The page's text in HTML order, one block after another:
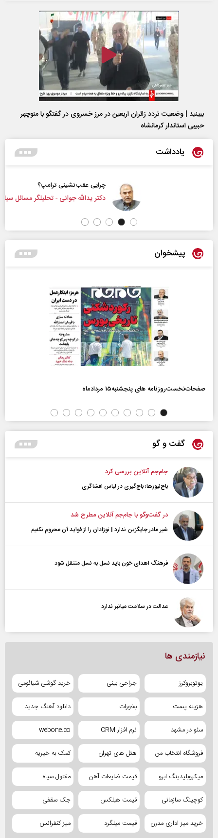
ببینید | وضعیت تردد زائران اربعین در مرز خسروی در گفتگو با منوچهر
حبیبی استاندار کرمانشاه
یادداشت
چرایی عقب‌نشینی ترامپ؟
دکتر یدالله جوانی - تحلیلگر مسائل سیاسی
پیشخوان
صفحات‌نخست‌روزنامه ها‌ی پنجشنبه‌۱۵ مردادماه
گفت و گو
جام‌جم آنلاین بررسی کرد
باج‌نیوزها؛ باج‌گیری در لباس افشاگری
در گفت‌و‌گو با جام‌جم آنلاین مطرح شد
شیر مادر جایگزین ندارد | نوزادان را از فواید آن محروم نکنیم
فرهنگ اهدای خون باید نسل به نسل منتقل شود
عدالت در سلامت میانبر ندارد
نیازمندی ها
یوتوبروکرز جراحی بینی خرید گوشی شیائومی
هزینه پست بخورات دانلود آهنگ جدید
سئو در مشهد نرم افزار CRM webone.co
فروشگاه انتخاب من هتل های تهران کمک به خیریه
میکروبلیدینگ ابرو قیمت ضایعات آهن مفتول سیاه
کوچینگ سازمانی قیمت هبلکس جک سقفی
خرید میز اداری مدرن قیمت میلگرد میز کنفرانس